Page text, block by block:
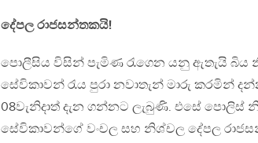
දේපල රාජසන්තකයි!
පොලීසිය විසින් පැමිණ රැගෙන යනු ඇතැයි
සේවිකාවන් රැය පුරා නවාතැන් මාරු කරමින්
08වැනිදාත් දැන ගන්නට ලැබුණි. එසේ
සේවිකාවන්ගේ වංචල සහ නිශ්චල දේපල